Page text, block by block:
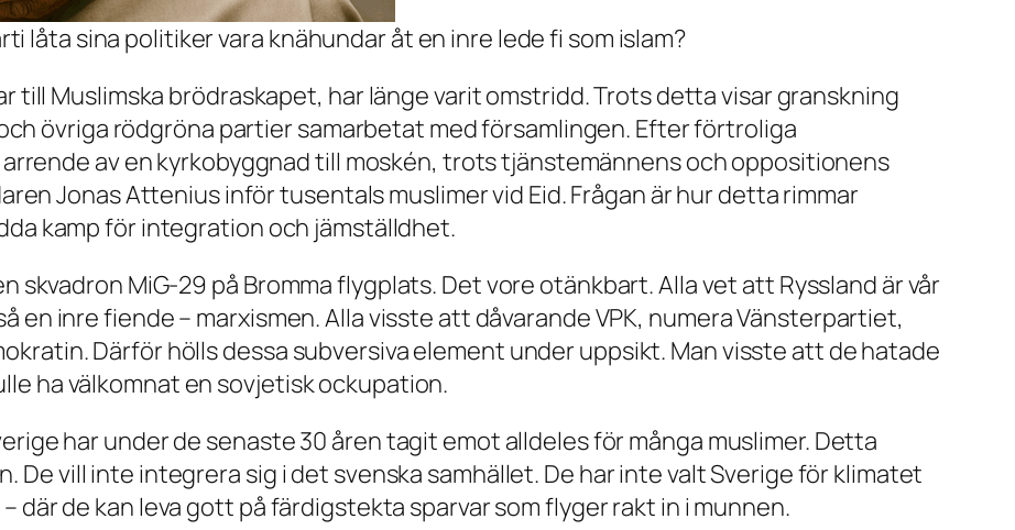
låta sina politiker vara knähundar åt en inre lede fi som islam?
till Muslimska brödraskapet, har länge varit omstridd. Trots detta visar granskning
övriga rödgröna partier samarbetat med församlingen. Efter förtroliga
av en kyrkobyggnad till moskén, trots tjänstemännens och oppositionens
Jonas Attenius inför tusentals muslimer vid Eid. Frågan är hur detta rimmar
kamp för integration och jämställdhet.
skvadron MiG-29 på Bromma flygplats. Det vore otänkbart. Alla vet att Ryssland är vår
en inre fiende – marxismen. Alla visste att dåvarande VPK, numera Vänsterpartiet,
Därför hölls dessa subversiva element under uppsikt. Man visste att de hatade
ha välkomnat en sovjetisk ockupation.
har under de senaste 30 åren tagit emot alldeles för många muslimer. Detta
De vill inte integrera sig i det svenska samhället. De har inte valt Sverige för klimatet
de kan leva gott på färdigstekta sparvar som flyger rakt in i munnen.